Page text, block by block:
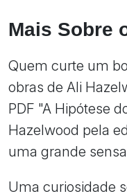
Mais Sobre
Quem curte um
obras de Ali
PDF "A Hipótese
Hazelwood pela
uma grande
Uma curiosidade